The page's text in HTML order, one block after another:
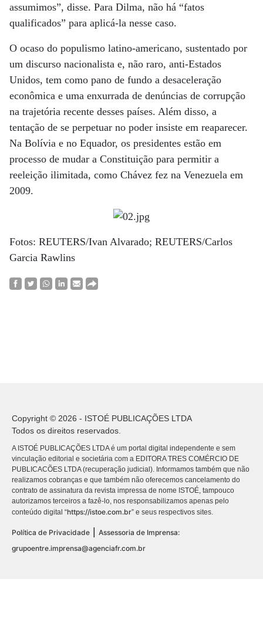
assumimos”, disse. Para Dilma, não há “fatos
qualificados” para aplicá-la nesse caso.
O ocaso do populismo latino-americano, sustentado por
um discurso nacionalista e, não raro, anti-Estados
Unidos, tem como pano de fundo a desaceleração
econômica e uma enxurrada de denúncias de corrupção
na trajetória recente desses países. Além disso, a
tentação de se perpetuar no poder insiste em reaparecer.
Na Bolívia e no Equador, os presidentes estão em
processo de mudar a Constituição para permitir a
reeleição ilimitada, como Chávez fez na Venezuela em
2009.
Fotos: REUTERS/Ivan Alvarado; REUTERS/Carlos
Garcia Rawlins
Copyright © 2026 - ISTOÉ PUBLICAÇÕES LTDA
Todos os direitos reservados.
A ISTOÉ PUBLICAÇÕES LTDA é um portal digital independente e sem
vinculação editorial e societária com a EDITORA TRES COMÉRCIO DE
PUBLICACÕES LTDA (recuperação judicial). Informamos também que não
realizamos cobranças e que também não oferecemos cancelamento do
contrato de assinatura da revista impressa de nome ISTOÉ, tampouco
autorizamos terceiros a fazê-lo, nos responsabilizamos apenas pelo
conteúdo digital “https://istoe.com.br” e seus respectivos sites.
Política de Privacidade
Assessoria de Imprensa:
grupoentre.imprensa@agenciafr.com.br